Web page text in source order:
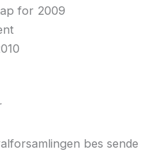
for 2009
bes sende